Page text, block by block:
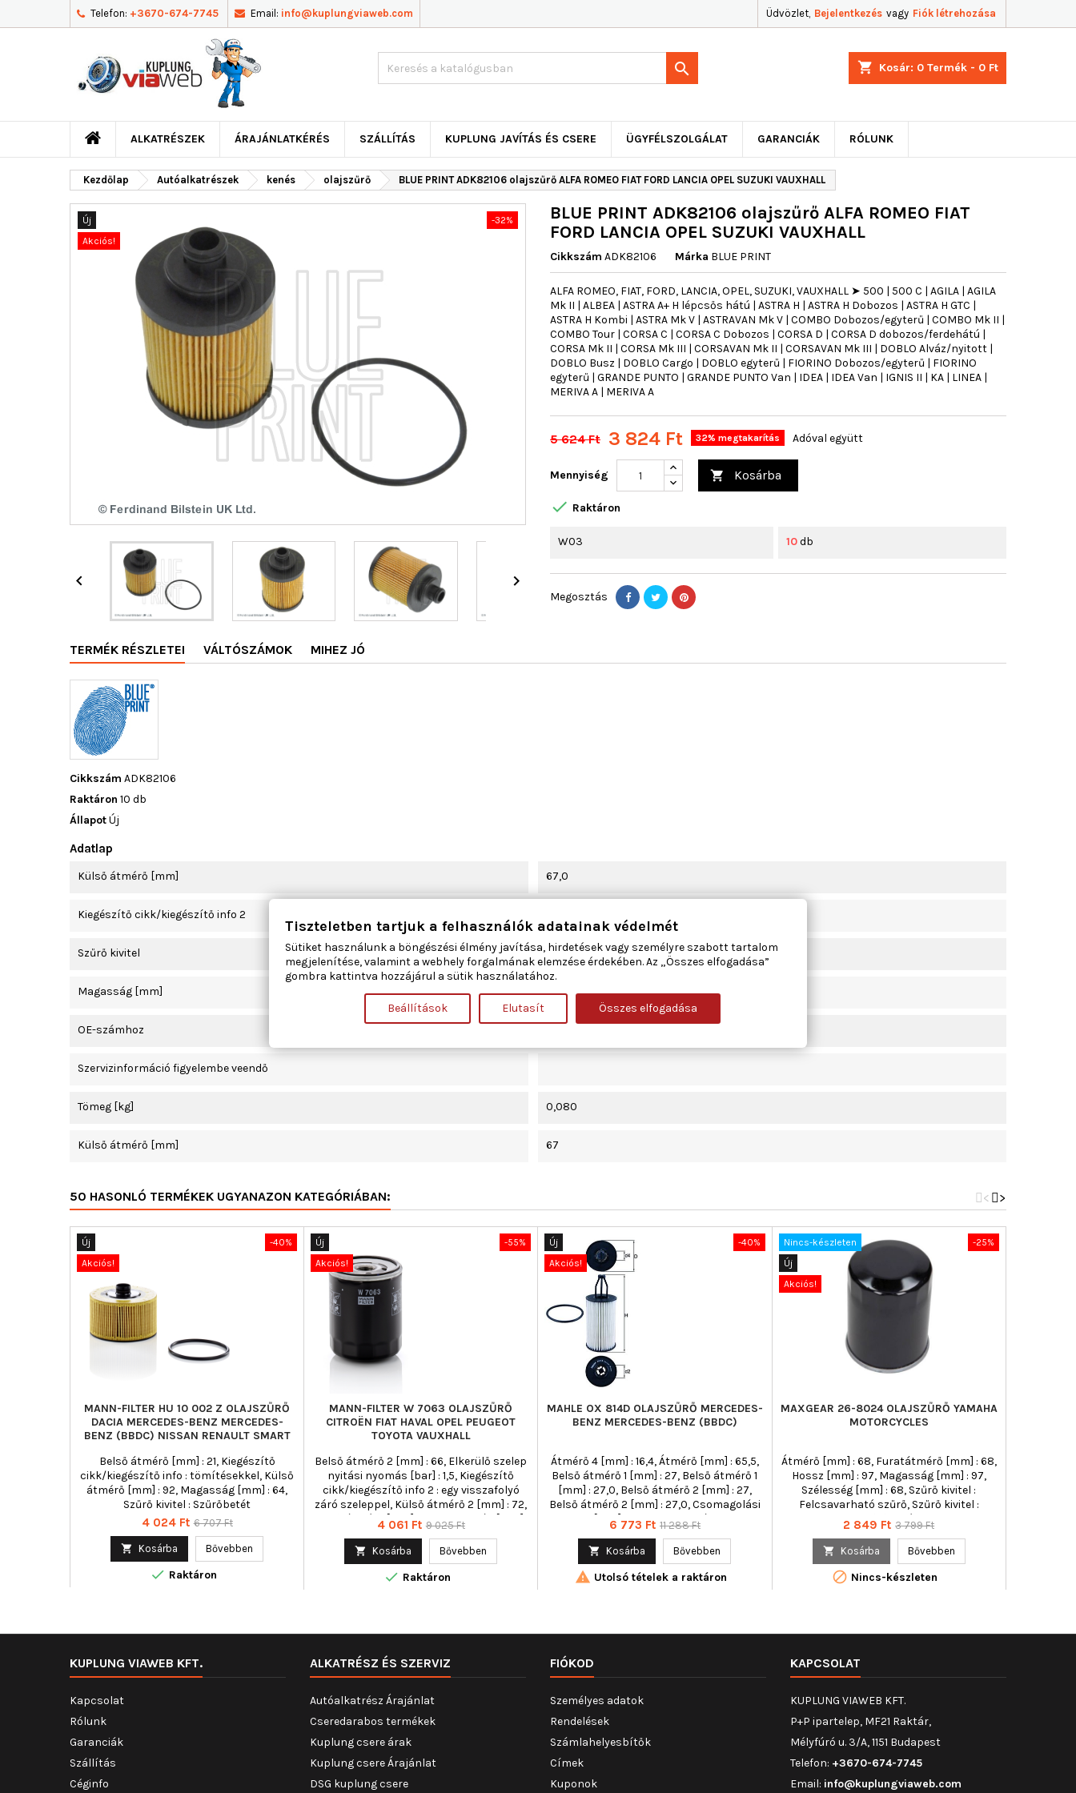
Telefon: +3670-674-7745 Email: info@kuplungviaweb.com Üdvözlet, Bejelentkezés vagy Fiók létrehozása
shopping_cart Kosár: 0 Termék - 0 Ft

ALKATRÉSZEK ÁRAJÁNLATKÉRÉS SZÁLLÍTÁS KUPLUNG JAVÍTÁS ÉS CSERE ÜGYFÉLSZOLGÁLAT GARANCIÁK RÓLUNK
Kezdőlap Autóalkatrészek kenés olajszűrő BLUE PRINT ADK82106 olajszűrő ALFA ROMEO FIAT FORD LANCIA OPEL SUZUKI VAUXHALL
Új
-32%
Akciós!
 
BLUE PRINT ADK82106 olajszűrő ALFA ROMEO FIAT
FORD LANCIA OPEL SUZUKI VAUXHALL
Cikkszám ADK82106 Márka BLUE PRINT
ALFA ROMEO, FIAT, FORD, LANCIA, OPEL, SUZUKI, VAUXHALL ➤ 500 | 500 C | AGILA | AGILA
Mk II | ALBEA | ASTRA A+ H lépcsős hátú | ASTRA H | ASTRA H Dobozos | ASTRA H GTC |
ASTRA H Kombi | ASTRA Mk V | ASTRAVAN Mk V | COMBO Dobozos/egyterű | COMBO Mk II |
COMBO Tour | CORSA C | CORSA C Dobozos | CORSA D | CORSA D dobozos/ferdehátú |
CORSA Mk II | CORSA Mk III | CORSAVAN Mk II | CORSAVAN Mk III | DOBLO Alváz/nyitott |
DOBLO Busz | DOBLO Cargo | DOBLO egyterű | FIORINO Dobozos/egyterű | FIORINO
egyterű | GRANDE PUNTO | GRANDE PUNTO Van | IDEA | IDEA Van | IGNIS II | KA | LINEA |
MERIVA A | MERIVA A
5 624 Ft 3 824 Ft 32% megtakarítás Adóval együtt
Mennyiség  Kosárba
 Raktáron
W03 10db
Megosztás
TERMÉK RÉSZLETEI VÁLTÓSZÁMOK MIHEZ JÓ
Cikkszám ADK82106
Raktáron 10 db
ÁllapotÚj
Adatlap
Külső átmérő [mm] 67,0
Kiegészítő cikk/kiegészítő info 2
Szűrő kivitel Szűrőbetét
Magasság [mm] 101
OE-számhoz
Szervizinformáció figyelembe veendő
Tömeg [kg] 0,080
Külső átmérő [mm] 67
50 HASONLÓ TERMÉKEK UGYANAZON KATEGÓRIÁBAN: >
<
-40%
Új
Akciós!
MANN-FILTER HU 10 002 Z OLAJSZŰRŐ
DACIA MERCEDES-BENZ MERCEDES-
BENZ (BBDC) NISSAN RENAULT SMART
Belső átmérő [mm] : 21, Kiegészítő
cikk/kiegészítő info : tömítésekkel, Külső
átmérő [mm] : 92, Magasság [mm] : 64,
Szűrő kivitel : Szűrőbetét
Ár
4 024 Ft Normál
6 707 Ft
 Kosárba Bővebben
 Raktáron
-55%
Új
Akciós!
MANN-FILTER W 7063 OLAJSZŰRŐ
CITROËN FIAT HAVAL OPEL PEUGEOT
TOYOTA VAUXHALL
Belső átmérő 2 [mm] : 66, Elkerülő szelep
nyitási nyomás [bar] : 1,5, Kiegészítő
cikk/kiegészítő info 2 : egy visszafolyó
záró szeleppel, Külső átmérő 2 [mm] : 72,
Külső átmérő [mm] : 76, Magasság [mm] :
95, Menetméret : M 20 x 1.5, Szűrő kivitel :
Felcsavarható szűrő
Ár
4 061 Ft Normál
9 025 Ft
 Kosárba Bővebben
 Raktáron
-40%
Új
Akciós!
MAHLE OX 814D OLAJSZŰRŐ MERCEDES-
BENZ MERCEDES-BENZ (BBDC)
Átmérő 4 [mm] : 16,4, Átmérő [mm] : 65,5,
Belső átmérő 1 [mm] : 27, Belső átmérő 1
[mm] : 27,0, Belső átmérő 2 [mm] : 27,
Belső átmérő 2 [mm] : 27,0, Csomagolási
hossz [mm] : 7,5, Csomagolási hossz
[mm] : 75,0, Csomagolási magasság [cm] :
17,00, Csomagolási szélesség [cm] : 7,50,
Csomagolási szélesség [cm] : 75,0,
Magasság 1 [mm] : 114,5, Magasság 1 [mm] :
[mm] : 16,4, Tömítőgyűrű-átmérő [mm] :
Ár
6 773 Ft Normál
11 288 Ft
 Kosárba Bővebben
 Utolsó tételek a raktáron
-25%
Nincs-készleten
Új
Akciós!
MAXGEAR 26-8024 OLAJSZŰRŐ YAMAHA
MOTORCYCLES
Átmérő [mm] : 68, Furatátmérő [mm] : 68,
Hossz [mm] : 97, Magasság [mm] : 97,
Szélesség [mm] : 68, Szűrő kivitel :
Felcsavarható szűrő, Szűrő kivitel :
Szűrőbetét
Ár
2 849 Ft Normál
3 799 Ft
 Kosárba Bővebben
 Nincs-készleten
KUPLUNG VIAWEB KFT.
Kapcsolat
Rólunk
Garanciák
Szállítás
Céginfo
ALKATRÉSZ ÉS SZERVIZ
Autóalkatrész Árajánlat
Cseredarabos termékek
Kuplung csere árak
Kuplung csere Árajánlat
DSG kuplung csere
FIÓKOD
Személyes adatok
Rendelések
Számlahelyesbítők
Címek
Kuponok
KAPCSOLAT
KUPLUNG VIAWEB KFT.
P+P ipartelep, MF21 Raktár,
Mélyfúró u. 3/A, 1151 Budapest
Telefon: +3670-674-7745
Email: info@kuplungviaweb.com
Tiszteletben tartjuk a felhasználók adatainak védelmét
Sütiket használunk a böngészési élmény javítása, hirdetések vagy személyre szabott tartalom
megjelenítése, valamint a webhely forgalmának elemzése érdekében. Az „Összes elfogadása”
gombra kattintva hozzájárul a sütik használatához.
Beállítások Elutasít Összes elfogadása